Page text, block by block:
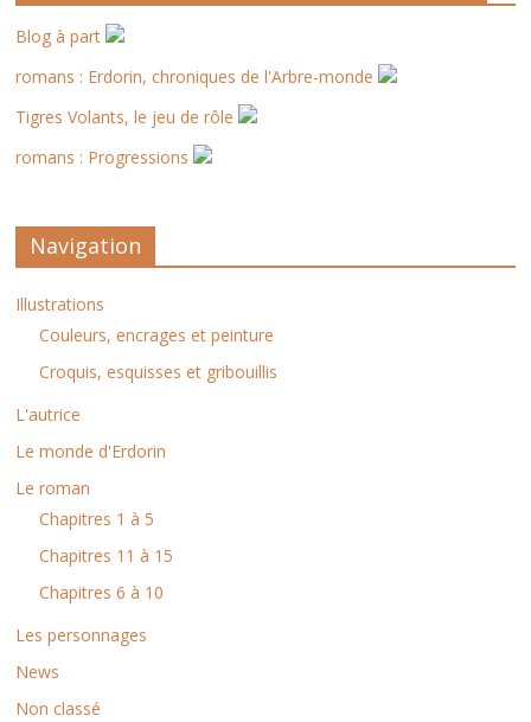
Blog à part
romans : Erdorin, chroniques de l'Arbre-monde
Tigres Volants, le jeu de rôle
romans : Progressions
Navigation
Illustrations
Couleurs, encrages et peinture
Croquis, esquisses et gribouillis
L'autrice
Le monde d'Erdorin
Le roman
Chapitres 1 à 5
Chapitres 11 à 15
Chapitres 6 à 10
Les personnages
News
Non classé